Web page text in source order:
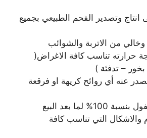
وتصدير الفحم الطبيعي بجميع
من الاتربة والشوائب
حرارته تناسب كافة الاغراض(
– تدفئة )
عنه أي روائح كريهة او فرقعة
لما بعد البيع
والاشكال التي تناسب كافة